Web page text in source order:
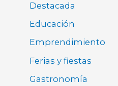
Destacada
Educación
Emprendimiento
Ferias y fiestas
Gastronomía